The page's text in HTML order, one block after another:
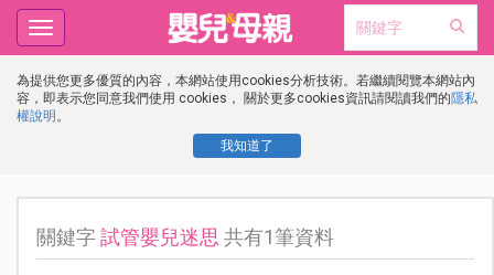
為提供您更多優質的內容，本網站使用cookies分析技術。若繼續閱覽本網站內
容，即表示您同意我們使用 cookies， 關於更多cookies資訊請閱讀我們的隱私
權說明 。
我知道了
Toggle
navigation
關鍵字試管嬰兒迷思 共有1筆資料